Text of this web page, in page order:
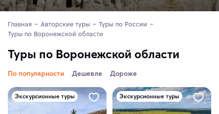
Главная Авторские туры
Туры по России
Туры по Воронежской области
Туры по Воронежской области
По популярности Дешевле Дороже
Экскурсионные туры Экскурсионные туры